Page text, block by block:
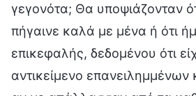
γεγονότα; Θα υποψιάζονταν
πήγαινε καλά με μένα ή ότι
επικεφαλής, δεδομένου ότι
αντικείμενο επανειλημμένων